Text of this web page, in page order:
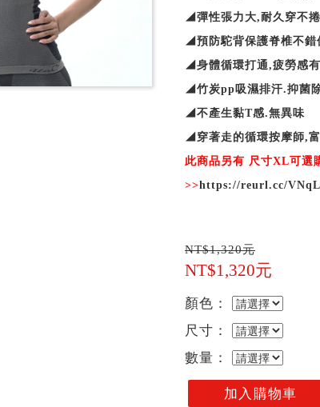
◢彈性張力大,耐久穿不
◢預防駝背保護脊椎不錯
◢身體循環打通,疲勞感
◢竹炭pp吸濕排汗.抑菌
◢不產生黏T感.無異味
◢穿著走的循環按摩師,
此商品另有 尺寸XL可選
>>https://reurl.cc/
NT$1,320元
NT$1,320元
顏色：
尺寸：
數量：
加入購物車